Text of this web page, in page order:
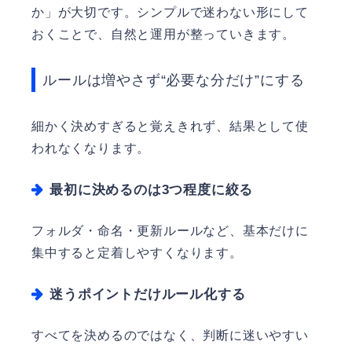
か」が大切です。シンプルで迷わない形にして
おくことで、自然と運用が整っていきます。
ルールは増やさず“必要な分だけ”にする
細かく決めすぎると覚えきれず、結果として使
われなくなります。
最初に決めるのは3つ程度に絞る
フォルダ・命名・更新ルールなど、基本だけに
集中すると定着しやすくなります。
迷うポイントだけルール化する
すべてを決めるのではなく、判断に迷いやすい